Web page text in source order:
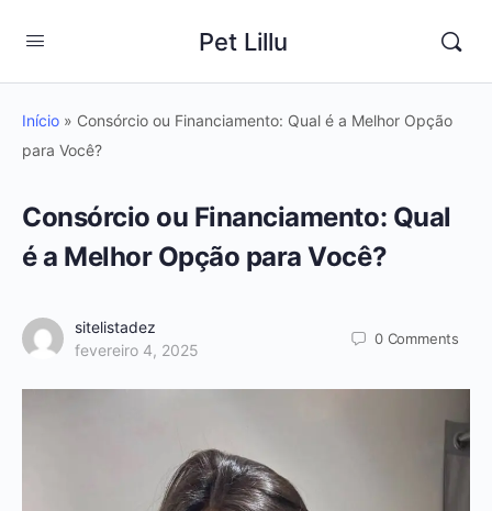
Pet Lillu
Início » Consórcio ou Financiamento: Qual é a Melhor Opção
para Você?
Consórcio ou Financiamento: Qual
é a Melhor Opção para Você?
sitelistadez
fevereiro 4, 2025
0 Comments